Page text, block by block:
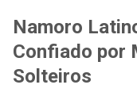
Namoro
Confiado por
Solteiros